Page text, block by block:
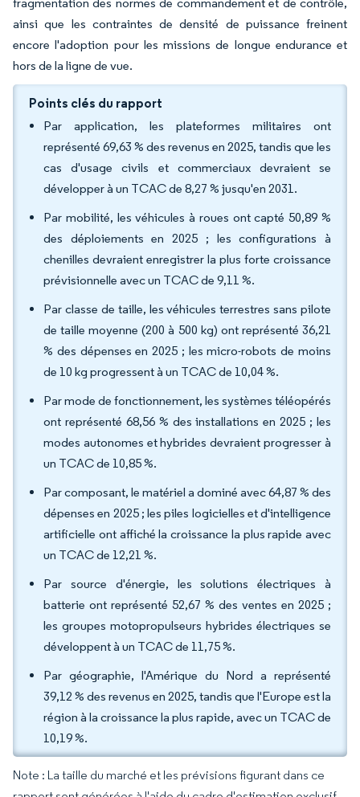
ainsi que les contraintes de densité de puissance freinent
encore l'adoption pour les missions de longue endurance et
hors de la ligne de vue.
Points clés du rapport
Par application, les plateformes militaires ont
représenté 69,63 % des revenus en 2025, tandis que les
cas d'usage civils et commerciaux devraient se
développer à un TCAC de 8,27 % jusqu'en 2031.
Par mobilité, les véhicules à roues ont capté 50,89 %
des déploiements en 2025 ; les configurations à
chenilles devraient enregistrer la plus forte croissance
prévisionnelle avec un TCAC de 9,11 %.
Par classe de taille, les véhicules terrestres sans pilote
de taille moyenne (200 à 500 kg) ont représenté 36,21
% des dépenses en 2025 ; les micro-robots de moins
de 10 kg progressent à un TCAC de 10,04 %.
Par mode de fonctionnement, les systèmes téléopérés
ont représenté 68,56 % des installations en 2025 ; les
modes autonomes et hybrides devraient progresser à
un TCAC de 10,85 %.
Par composant, le matériel a dominé avec 64,87 % des
dépenses en 2025 ; les piles logicielles et d'intelligence
artificielle ont affiché la croissance la plus rapide avec
un TCAC de 12,21 %.
Par source d'énergie, les solutions électriques à
batterie ont représenté 52,67 % des ventes en 2025 ;
les groupes motopropulseurs hybrides électriques se
développent à un TCAC de 11,75 %.
Par géographie, l'Amérique du Nord a représenté
39,12 % des revenus en 2025, tandis que l'Europe est la
région à la croissance la plus rapide, avec un TCAC de
10,19 %.
Note : La taille du marché et les prévisions figurant dans ce